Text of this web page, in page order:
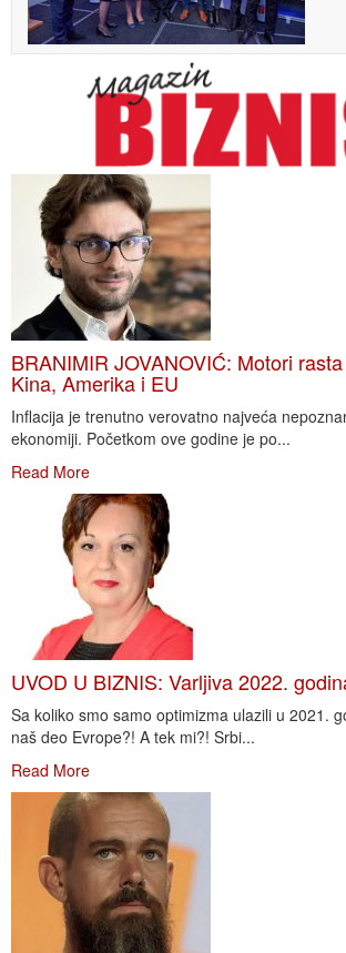
BRANIMIR JOVANOVIĆ: Motori
Kina, Amerika i EU
Inflacija je trenutno verovatno najveća
ekonomiji. Početkom ove godine je po...
Read More
UVOD U BIZNIS: Varljiva 2022.
Sa koliko smo samo optimizma ulazili u 2021.
naš deo Evrope?! A tek mi?! Srbi...
Read More